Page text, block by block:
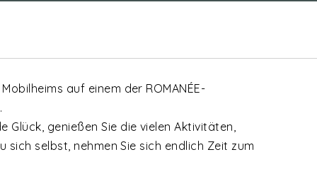
auf einem der ROMANÉE-
Glück, genießen Sie die vielen Aktivitäten,
sich selbst, nehmen Sie sich endlich Zeit zum